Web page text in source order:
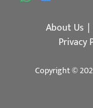
About Us
Privacy
Copyright ©